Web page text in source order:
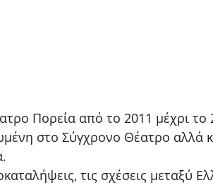
Πορεία από το 2011 μέχρι το
στο Σύγχρονο Θέατρο αλλά
τις σχέσεις μεταξύ